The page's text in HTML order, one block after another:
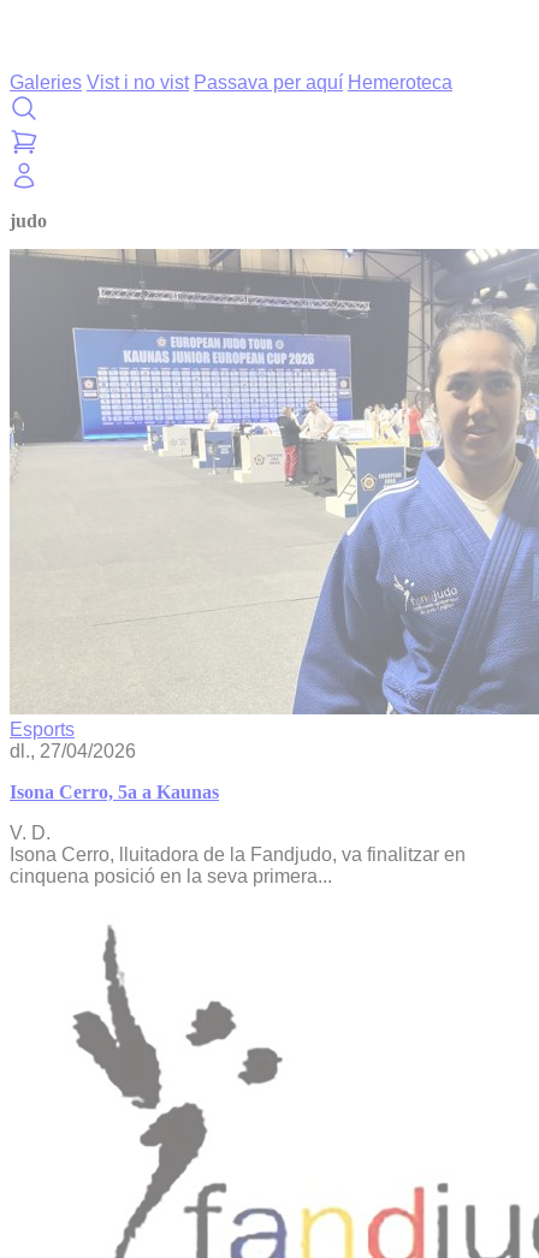
Galeries Vist i no vist Passava per aquí Hemeroteca
judo
Esports
dl., 27/04/2026
Isona Cerro, 5a a Kaunas
V. D.
Isona Cerro, lluitadora de la Fandjudo, va finalitzar en
cinquena posició en la seva primera...